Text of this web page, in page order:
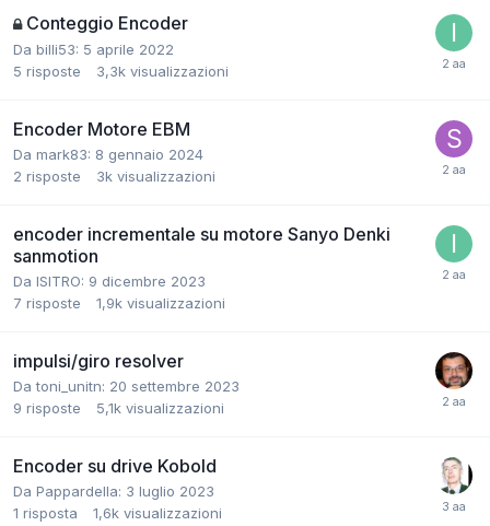
Conteggio Encoder
Da billi53: 5 aprile 2022
5 risposte 3,3k visualizzazioni
Encoder Motore EBM
Da mark83: 8 gennaio 2024
2 risposte 3k visualizzazioni
encoder incrementale su motore Sanyo Denki
sanmotion
Da ISITRO: 9 dicembre 2023
7 risposte 1,9k visualizzazioni
impulsi/giro resolver
Da toni_unitn: 20 settembre 2023
9 risposte 5,1k visualizzazioni
Encoder su drive Kobold
Da Pappardella: 3 luglio 2023
1 risposta 1,6k visualizzazioni